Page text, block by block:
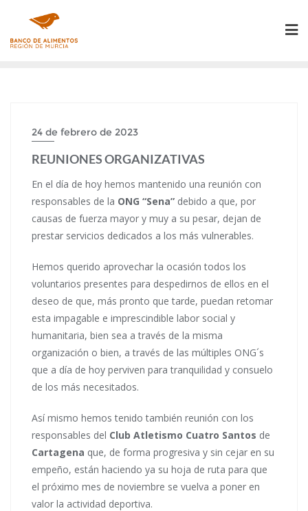
contenido
24 de febrero de 2023
REUNIONES ORGANIZATIVAS
En el día de hoy hemos mantenido una reunión con
responsables de la ONG “Sena” debido a que, por
causas de fuerza mayor y muy a su pesar, dejan de
prestar servicios dedicados a los más vulnerables.
Hemos querido aprovechar la ocasión todos los
voluntarios presentes para despedirnos de ellos en el
deseo de que, más pronto que tarde, puedan retomar
esta impagable e imprescindible labor social y
humanitaria, bien sea a través de la misma
organización o bien, a través de las múltiples ONG´s
que a día de hoy perviven para tranquilidad y consuelo
de los más necesitados.
Así mismo hemos tenido también reunión con los
responsables del Club Atletismo Cuatro Santos de
Cartagena que, de forma progresiva y sin cejar en su
empeño, están haciendo ya su hoja de ruta para que
el próximo mes de noviembre se vuelva a poner en
valor la actividad deportiva.